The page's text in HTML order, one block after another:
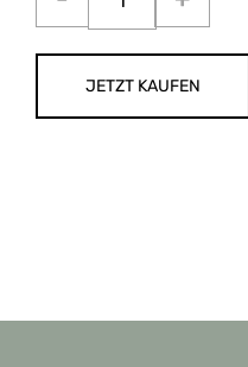
JETZT KAUFEN